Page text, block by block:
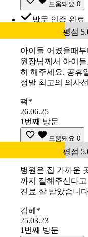
도움돼요 0
방문 인증 완료
평점
아이들 어렸을때
원장님께서 아이
히 해주세요. 공휴
정말 최고의 의사
쪄*
26.06.25
1번째 방문
도움돼요 0
평점
병원은 집 가까운
까지 잘해주신다
진료 잘 받았습니
김혜*
25.03.23
1번째 방문